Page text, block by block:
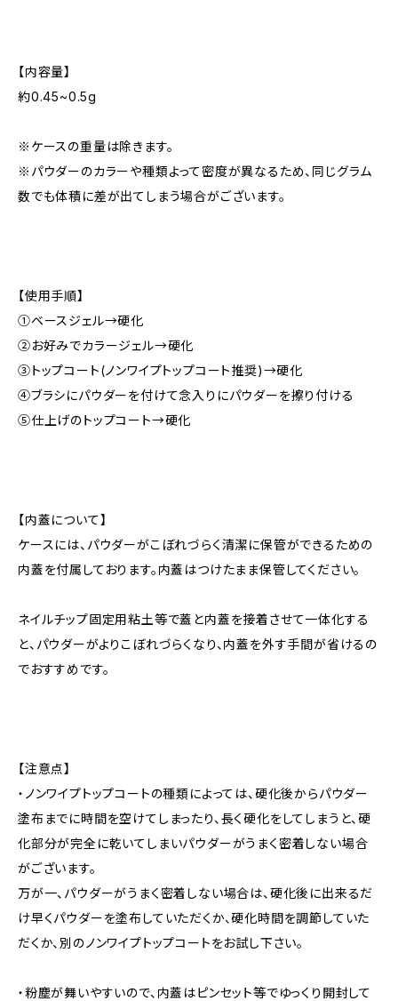
【内容量】
約0.45~0.5g
※ケースの重量は除きます。
※パウダーのカラーや種類よって密度が異なるため、同じグラム
数でも体積に差が出てしまう場合がございます。
【使用手順】
①ベースジェル→硬化
②お好みでカラージェル→硬化
③トップコート(ノンワイプトップコート推奨)→硬化
④ブラシにパウダーを付けて念入りにパウダーを擦り付ける
⑤仕上げのトップコート→硬化
【内蓋について】
ケースには、パウダーがこぼれづらく清潔に保管ができるための
内蓋を付属しております。内蓋はつけたまま保管してください。
ネイルチップ固定用粘土等で蓋と内蓋を接着させて一体化する
と、パウダーがよりこぼれづらくなり、内蓋を外す手間が省けるの
でおすすめです。
【注意点】
・ノンワイプトップコートの種類によっては、硬化後からパウダー
塗布までに時間を空けてしまったり、長く硬化をしてしまうと、硬
化部分が完全に乾いてしまいパウダーがうまく密着しない場合
がございます。
万が一、パウダーがうまく密着しない場合は、硬化後に出来るだ
け早くパウダーを塗布していただくか、硬化時間を調節していた
だくか、別のノンワイプトップコートをお試し下さい。
・粉塵が舞いやすいので、内蓋はピンセット等でゆっくり開封して